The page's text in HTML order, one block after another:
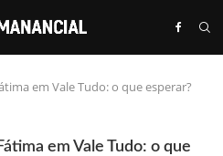
em Vale Tudo: o que esperar?
em Vale Tudo: o que